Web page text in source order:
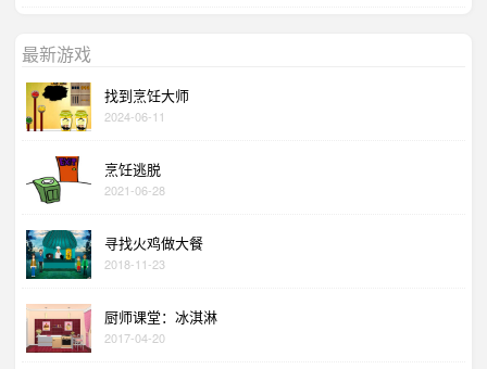
最新游戏
找到烹饪大师
2024-06-11
烹饪逃脱
2021-06-28
寻找火鸡做大餐
2018-11-23
厨师课堂：冰淇淋
2017-04-20